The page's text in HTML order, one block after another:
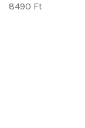
8490 Ft